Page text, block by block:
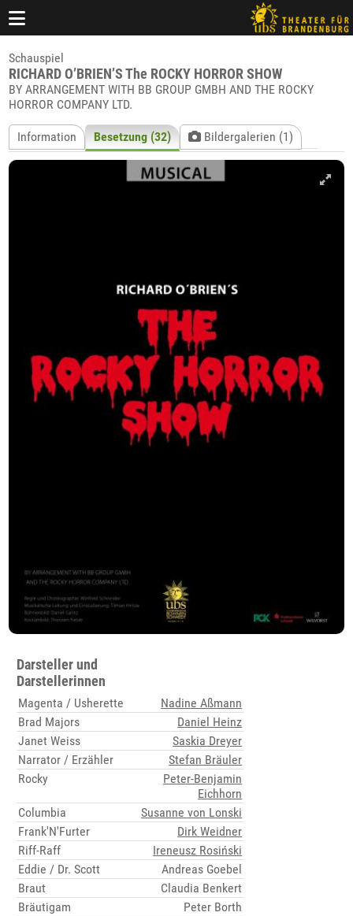
Schauspiel
RICHARD O’BRIEN’S The ROCKY HORROR SHOW
BY ARRANGEMENT WITH BB GROUP GMBH AND THE ROCKY
HORROR COMPANY LTD.
Information Besetzung (32) Bildergalerien (1)
Darsteller und
Darstellerinnen
Magenta / Usherette
Nadine Aßmann
Brad Majors
Daniel Heinz
Janet Weiss
Saskia Dreyer
Narrator / Erzähler
Stefan Bräuler
Rocky
Peter-Benjamin
Eichhorn
Columbia
Susanne von Lonski
Frank'N'Furter
Dirk Weidner
Riff-Raff
Ireneusz Rosiński
Eddie / Dr. Scott
Andreas Goebel
Braut
Claudia Benkert
Bräutigam
Peter Borth